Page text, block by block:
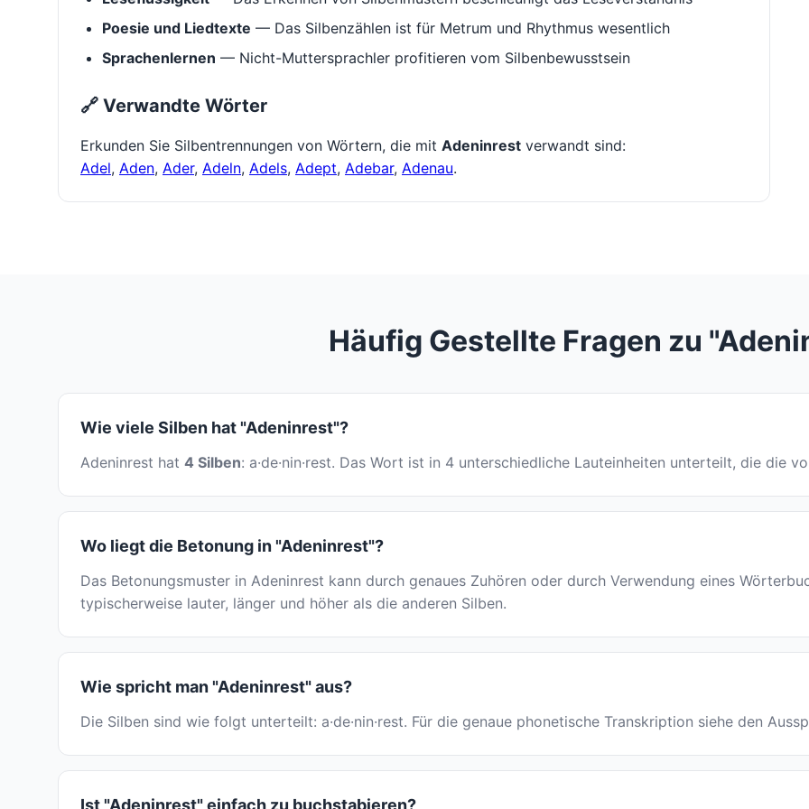
Poesie und Liedtexte — Das Silbenzählen ist für Metrum und Rhythmus wesentlich
Sprachenlernen — Nicht-Muttersprachler profitieren vom Silbenbewusstsein
🔗 Verwandte Wörter
Erkunden Sie Silbentrennungen von Wörtern, die mit Adeninrest verwandt sind:
Adel, Aden, Ader, Adeln, Adels, Adept, Adebar, Adenau.
Häufig Gestellte Fragen zu
Wie viele Silben hat "Adeninrest"?
Adeninrest hat 4 Silben: a·de·nin·rest. Das Wort ist in 4 unterschiedliche Lauteinheiten unterteilt, die die
Wo liegt die Betonung in "Adeninrest"?
Das Betonungsmuster in Adeninrest kann durch genaues Zuhören oder durch Verwendung eines
typischerweise lauter, länger und höher als die anderen Silben.
Wie spricht man "Adeninrest" aus?
Die Silben sind wie folgt unterteilt: a·de·nin·rest. Für die genaue phonetische Transkription siehe den
Ist "Adeninrest" einfach zu buchstabieren?